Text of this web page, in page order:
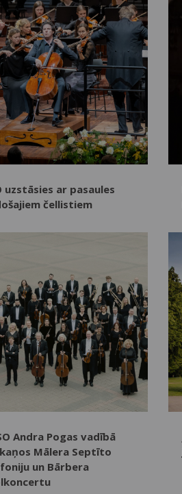
uzstāsies ar pasaules
čellistiem
Andra Pogas vadībā
Mālera Septīto
un Bārbera